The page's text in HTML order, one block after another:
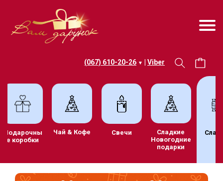
(067) 610-20-26 ▼ Viber
Подарочны
е коробки
Чай & Кофе Свечи
Сладкие
Новогодние
подарки